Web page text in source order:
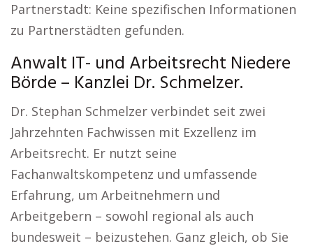
Partnerstadt: Keine spezifischen Informationen
zu Partnerstädten gefunden.
Anwalt IT- und Arbeitsrecht Niedere
Börde – Kanzlei Dr. Schmelzer.
Dr. Stephan Schmelzer verbindet seit zwei
Jahrzehnten Fachwissen mit Exzellenz im
Arbeitsrecht. Er nutzt seine
Fachanwaltskompetenz und umfassende
Erfahrung, um Arbeitnehmern und
Arbeitgebern – sowohl regional als auch
bundesweit – beizustehen. Ganz gleich, ob Sie